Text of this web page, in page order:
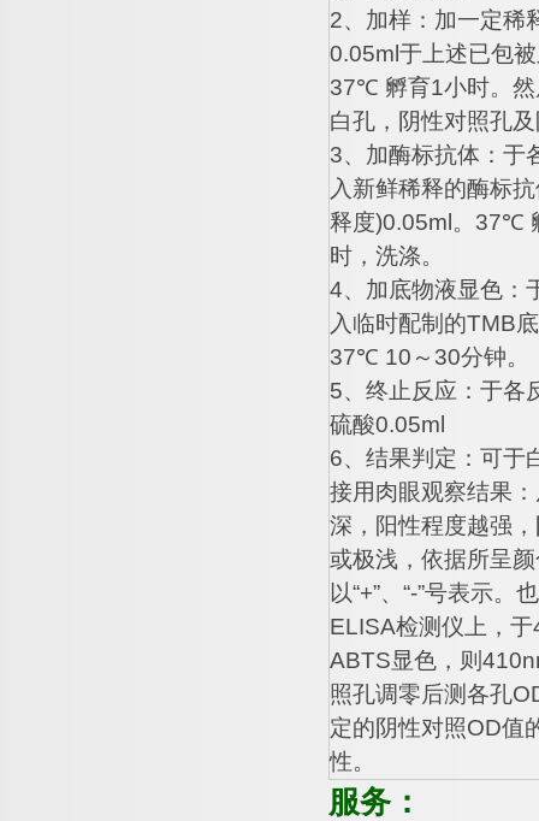
2、加样：加一定稀
0.05ml 于上述已包
37℃ 孵育1小时。
白孔，阴性对照孔
3、加酶标抗体：于
入新鲜稀释的酶标
释度)0.05ml 。 37℃
时，洗涤。
4、加底物液显色：
入临时配制的TMB
37℃ 10 ～ 30分钟。
5、终止反应：于各
硫酸0.05ml
6、结果判定：可于
接用肉眼观察结果
深，阳性程度越强
或极浅，依据所呈
以“+”、 “-”号表示。
ELISA检测仪上，于
ABTS显色，则
照孔调零后测各孔
定的阴性对照OD值
性。
服务：